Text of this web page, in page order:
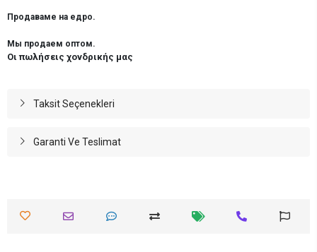
Продаваме на едро.
Мы продаем оптом.
Οι πωλήσεις χονδρικής μας
Taksit Seçenekleri
Garanti Ve Teslimat